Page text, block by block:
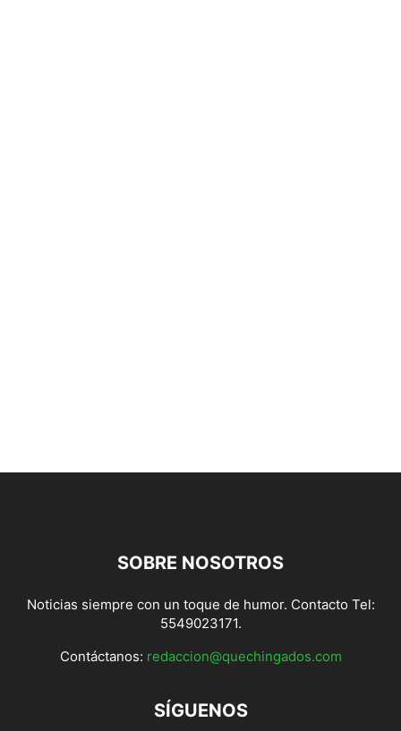
SOBRE NOSOTROS
Noticias siempre con un toque de humor. Contacto Tel:
5549023171.
Contáctanos: redaccion@quechingados.com
SÍGUENOS